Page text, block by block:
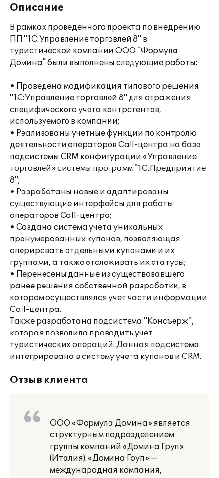
Описание
В рамках проведенного проекта по внедрению
ПП "1С:Управление торговлей 8" в
туристической компании ООО "Формула
Домина" были выполнены следующие работы:
• Проведена модификация типового решения
"1С:Управление торговлей 8" для отражения
специфического учета контрагентов,
используемого в компании;
• Реализованы учетные функции по контролю
деятельности операторов Call-центра на базе
подсистемы CRM конфигурации «Управление
торговлей» системы программ "1С:Предприятие
8";
• Разработаны новые и адаптированы
существующие интерфейсы для работы
операторов Call-центра;
• Создана система учета уникальных
пронумерованных купонов, позволяющая
оперировать отдельными купонами и их
группами, а также отслеживать их статусы;
• Перенесены данные из существовавшего
ранее решения собственной разработки, в
котором осуществлялся учет части информации
Call-центра.
Также разработана подсистема "Консъерж",
которая позволила проводить учет
туристических операций. Данная подсистема
интегрирована в систему учета купонов и CRM.
Отзыв клиента
ООО «Формула Домина» является
структурным подразделением
группы компаний «Домина Груп»
(Италия). «Домина Груп» —
международная компания,